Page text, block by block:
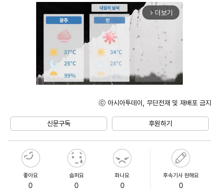
arrow_forward_ios 더보기
ⓒ 아시아투데이, 무단전재 및 재배포 금지
신문구독 후원하기
좋아요
0
슬퍼요
0
화나요
0
후속기사 원해요
0